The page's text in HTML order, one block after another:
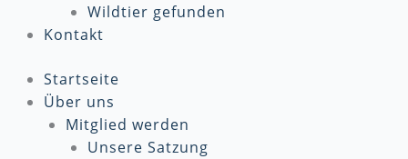
Wildtier gefunden
Kontakt
Startseite
Über uns
Mitglied werden
Unsere Satzung